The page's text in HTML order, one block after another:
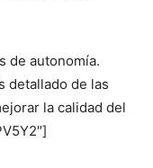
de autonomía.
detallado de las
la calidad del